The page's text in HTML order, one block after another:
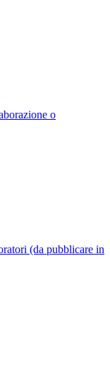
o
(da pubblicare in